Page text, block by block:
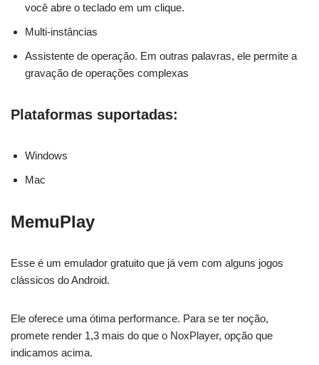
você abre o teclado em um clique.
Multi-instâncias
Assistente de operação. Em outras palavras, ele permite a
gravação de operações complexas
Plataformas suportadas:
Windows
Mac
MemuPlay
Esse é um emulador gratuito que já vem com alguns jogos
clássicos do Android.
Ele oferece uma ótima performance. Para se ter noção,
promete render 1,3 mais do que o NoxPlayer, opção que
indicamos acima.